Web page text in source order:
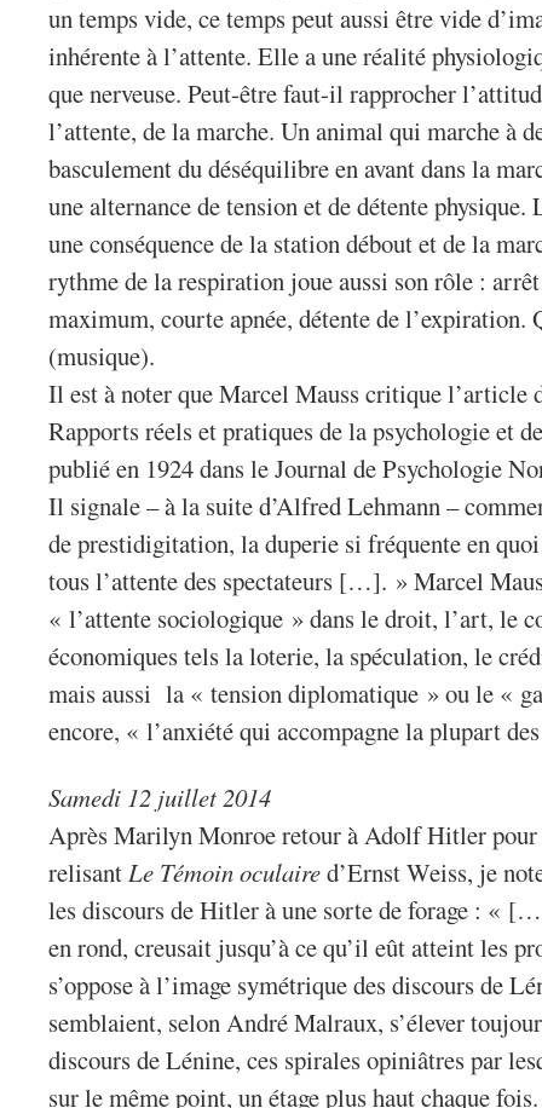
un temps vide, ce temps peut aussi être vide
inhérente à l’attente. Elle a une réalité
que nerveuse. Peut-être faut-il rapprocher
l’attente, de la marche. Un animal qui marche à
basculement du déséquilibre en avant dans la
une alternance de tension et de détente
une conséquence de la station débout et de la
rythme de la respiration joue aussi son rôle :
maximum, courte apnée, détente de l’expiration.
(musique).
Il est à noter que Marcel Mauss critique l’article
Rapports réels et pratiques de la psychologie et
publié en 1924 dans le Journal de Psychologie
Il signale – à la suite d’Alfred Lehmann –
de prestidigitation, la duperie si fréquente en
tous l’attente des spectateurs […]. » Marcel
« l’attente sociologique » dans le droit, l’art, le
économiques tels la loterie, la spéculation, le
mais aussi la « tension diplomatique » ou le «
encore, « l’anxiété qui accompagne la plupart
Samedi 12 juillet 2014
Après Marilyn Monroe retour à Adolf Hitler pour
relisantLe Témoin oculaired’Ernst Weiss, je
les discours de Hitler à une sorte de forage : «
en rond, creusait jusqu’à ce qu’il eût atteint les
s’oppose à l’image symétrique des discours de
semblaient, selon André Malraux, s’élever
discours de Lénine, ces spirales opiniâtres par
sur le même point, un étage plus haut chaque